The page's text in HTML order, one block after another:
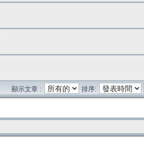
顯示文章 :
排序: